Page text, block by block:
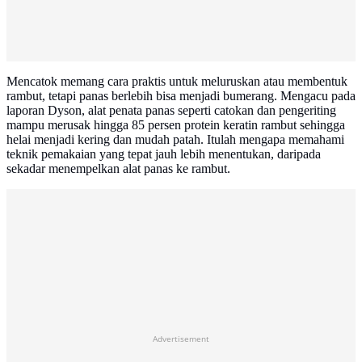
Mencatok memang cara praktis untuk meluruskan atau membentuk
rambut, tetapi panas berlebih bisa menjadi bumerang. Mengacu pada
laporan Dyson, alat penata panas seperti catokan dan pengeriting
mampu merusak hingga 85 persen protein keratin rambut sehingga
helai menjadi kering dan mudah patah. Itulah mengapa memahami
teknik pemakaian yang tepat jauh lebih menentukan, daripada
sekadar menempelkan alat panas ke rambut.
Advertisement